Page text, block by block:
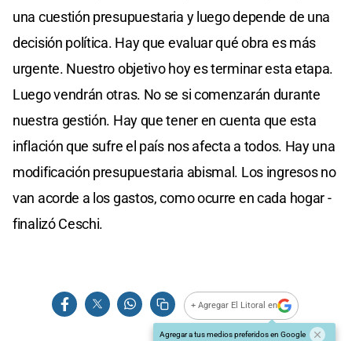
una cuestión presupuestaria y luego depende de una
decisión política. Hay que evaluar qué obra es más
urgente. Nuestro objetivo hoy es terminar esta etapa.
Luego vendrán otras. No se si comenzarán durante
nuestra gestión. Hay que tener en cuenta que esta
inflación que sufre el país nos afecta a todos. Hay una
modificación presupuestaria abismal. Los ingresos no
van acorde a los gastos, como ocurre en cada hogar -
finalizó Ceschi.
+ Agregar El Litoral en
Agregar a tus medios preferidos en Google